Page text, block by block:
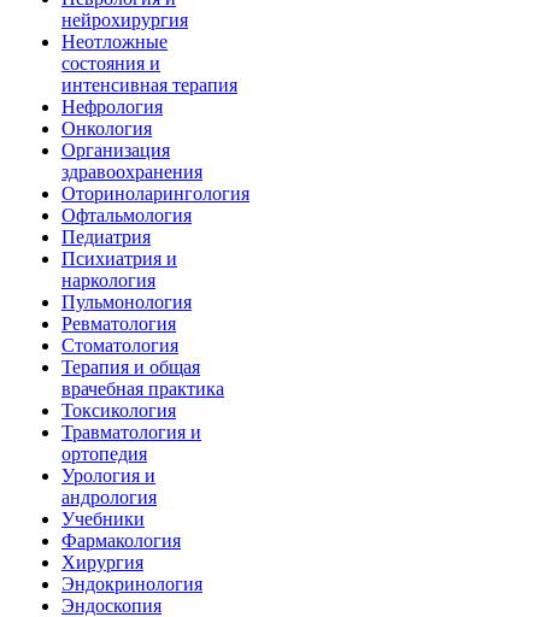
нейрохирургия
Неотложные
состояния и
интенсивная терапия
Нефрология
Онкология
Организация
здравоохранения
Оториноларингология
Офтальмология
Педиатрия
Психиатрия и
наркология
Пульмонология
Ревматология
Стоматология
Терапия и общая
врачебная практика
Токсикология
Травматология и
ортопедия
Урология и
андрология
Учебники
Фармакология
Хирургия
Эндокринология
Эндоскопия